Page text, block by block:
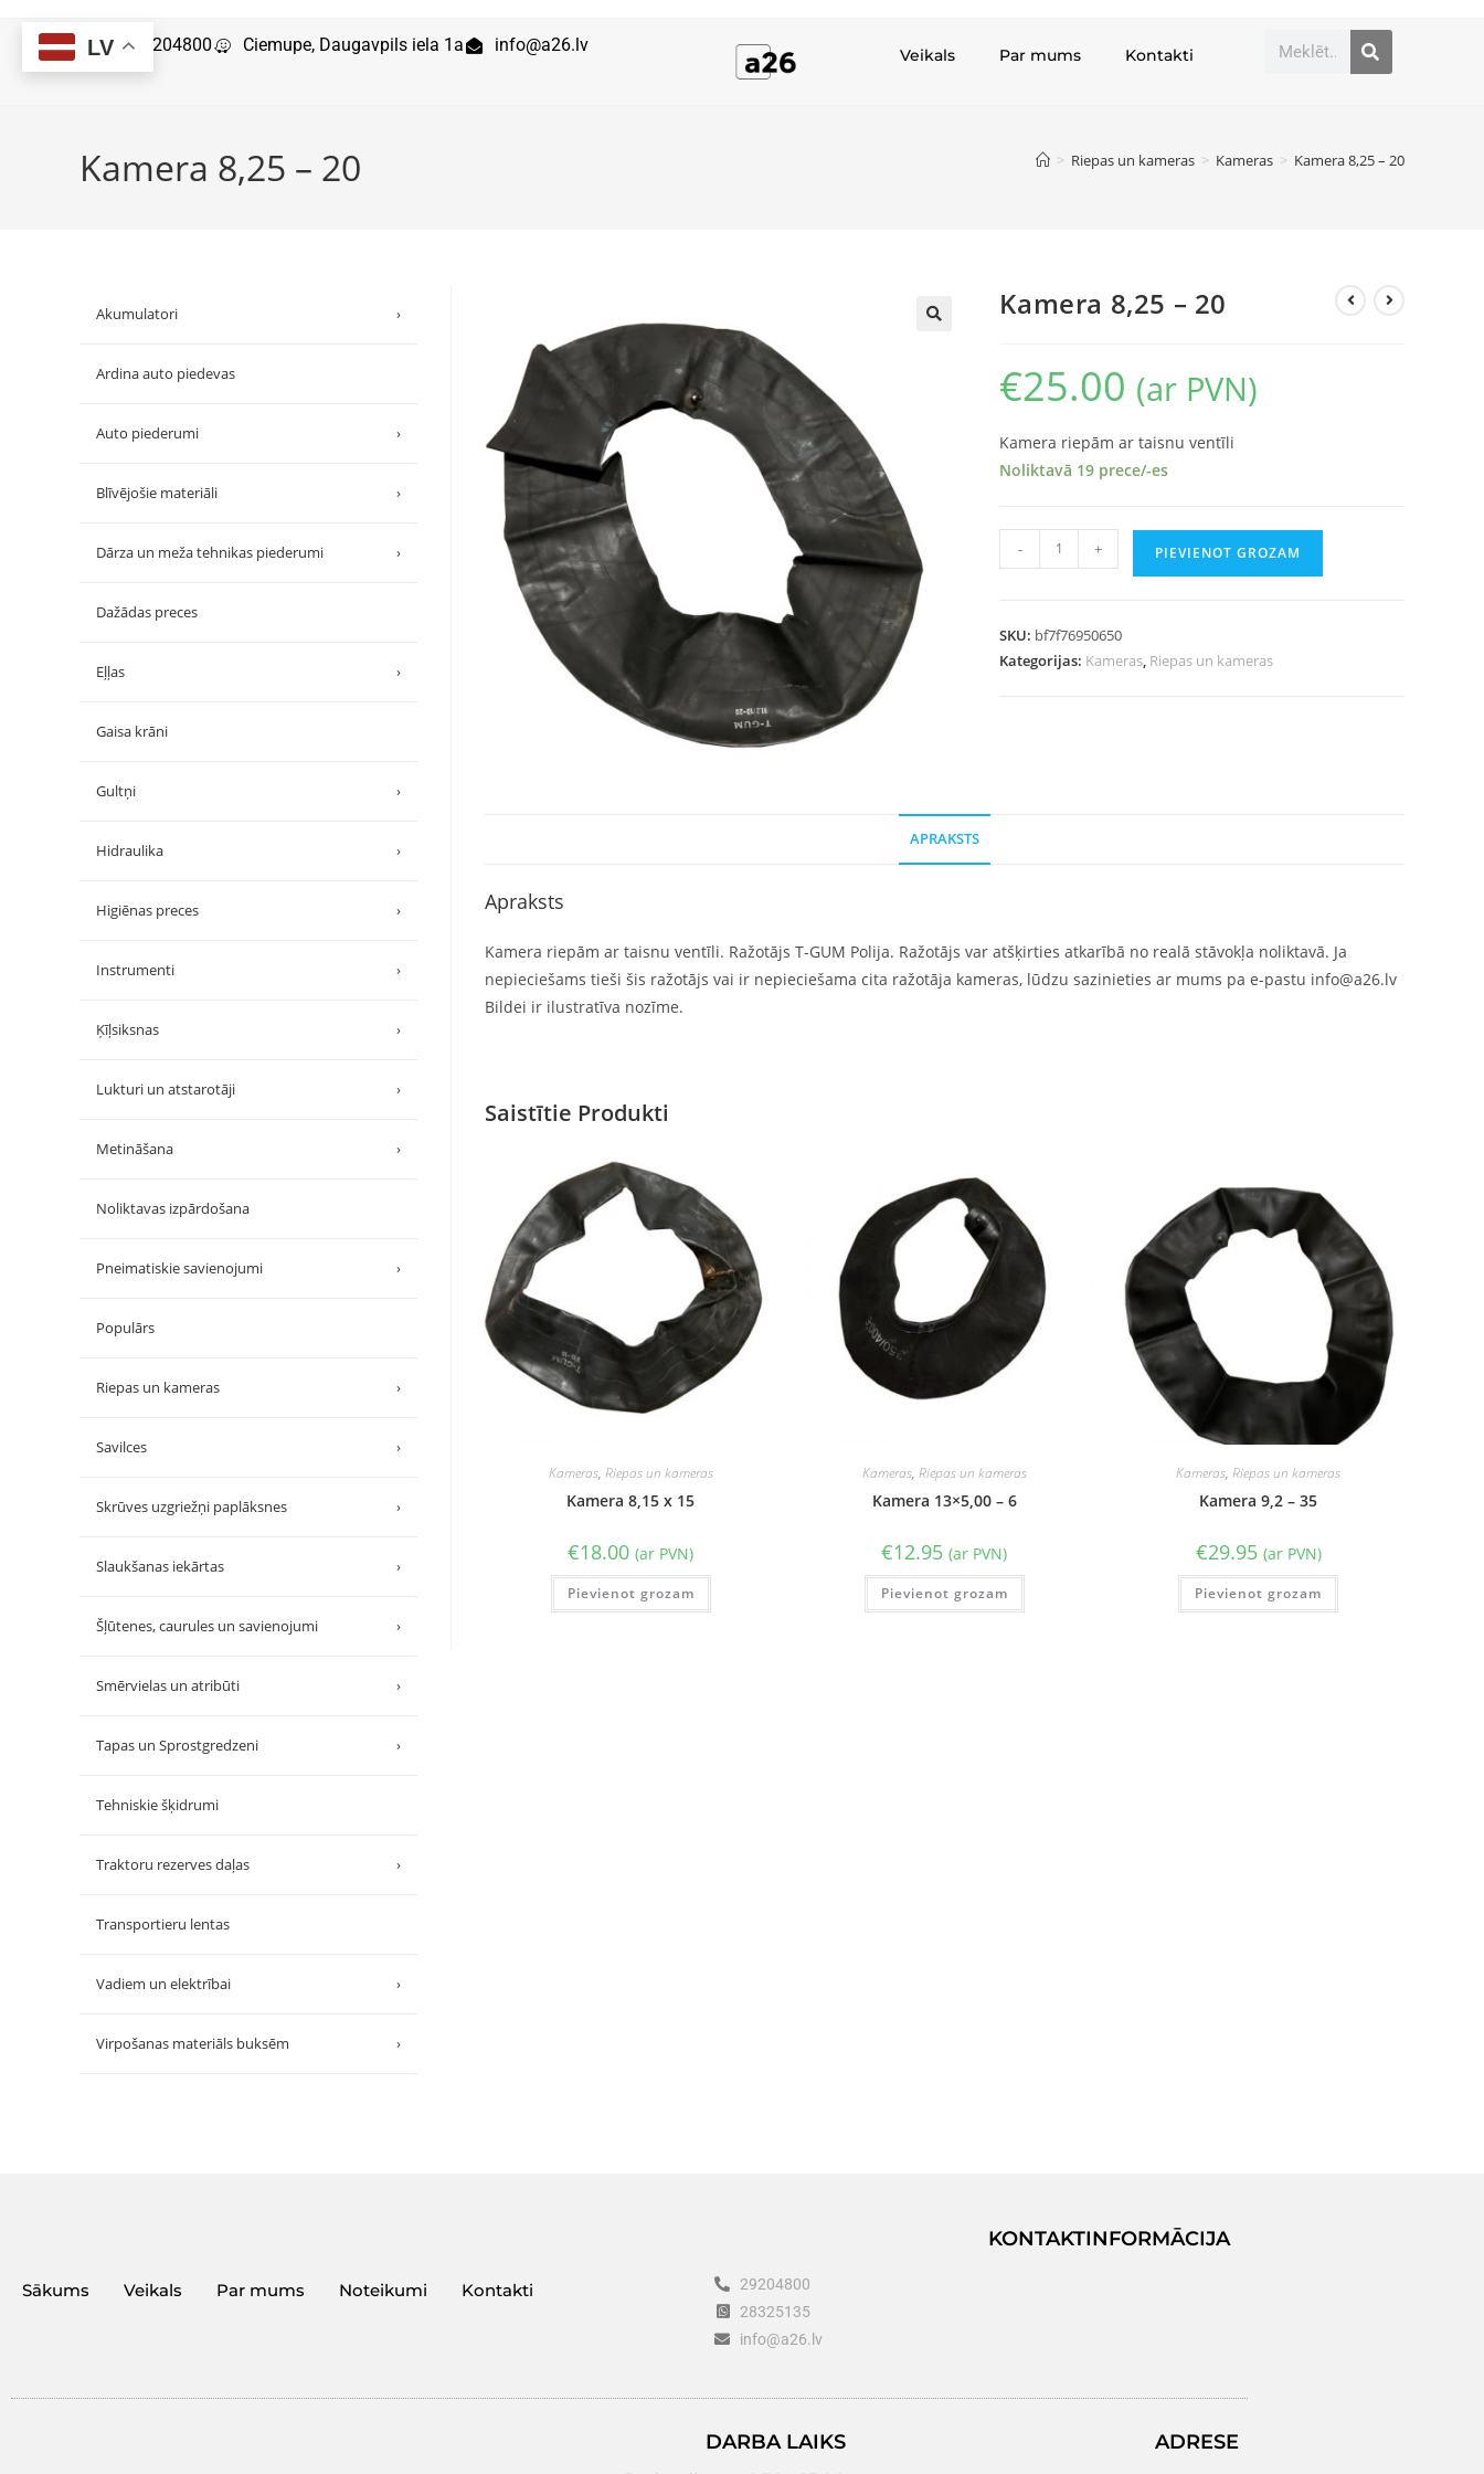
29204800 Ciemupe, Daugavpils iela 1a info@a26.lv Veikals Par mums Kontakti
Kamera 8,25 – 20 > Riepas un kameras > Kameras > Kamera 8,25 – 20
Kamera 8,25 – 20
€25.00 (ar PVN)
Kamera riepām ar taisnu ventīli
Noliktavā 19 prece/-es
- + PIEVIENOT GROZAM
SKU: bf7f76950650
Kategorijas: Kameras, Riepas un kameras
APRAKSTS
Apraksts
Kamera riepām ar taisnu ventīli. Ražotājs T-GUM Polija. Ražotājs var atšķirties atkarībā no realā stāvokļa noliktavā. Ja
nepieciešams tieši šis ražotājs vai ir nepieciešama cita ražotāja kameras, lūdzu sazinieties ar mums pa e-pastu info@a26.lv
Bildei ir ilustratīva nozīme.
Saistītie Produkti
Kameras, Riepas un kameras
Kamera 8,15 x 15
€18.00 (ar PVN)
Pievienot grozam
Kameras, Riepas un kameras
Kamera 13×5,00 – 6
€12.95 (ar PVN)
Pievienot grozam
Kameras,Riepas un kameras
Kamera 9,2 – 35
€29.95 (ar PVN)
Pievienot grozam
Akumulatori ›
Ardina auto piedevas
Auto piederumi ›
Blīvējošie materiāli ›
Dārza un meža tehnikas piederumi ›
Dažādas preces
Eļļas ›
Gaisa krāni
Gultņi ›
Hidraulika ›
Higiēnas preces ›
Instrumenti ›
Ķīļsiksnas ›
Lukturi un atstarotāji ›
Metināšana ›
Noliktavas izpārdošana
Pneimatiskie savienojumi ›
Populārs
Riepas un kameras ›
Savilces ›
Skrūves uzgriežņi paplāksnes ›
Slaukšanas iekārtas ›
Šļūtenes, caurules un savienojumi ›
Smērvielas un atribūti ›
Tapas un Sprostgredzeni ›
Tehniskie šķidrumi
Traktoru rezerves daļas ›
Transportieru lentas
Vadiem un elektrībai ›
Virpošanas materiāls buksēm ›
Sākums Veikals Par mums Noteikumi Kontakti
KONTAKTINFORMĀCIJA
29204800
28325135
info@a26.lv
DARBA LAIKS ADRESE
LV